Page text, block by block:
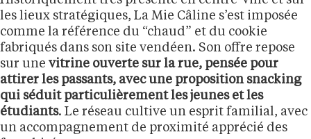
les lieux stratégiques, La Mie Câline s’est imposée
comme la référence du “chaud” et du cookie
fabriqués dans son site vendéen. Son offre repose
sur une vitrine ouverte sur la rue, pensée pour
attirer les passants, avec une proposition snacking
qui séduit particulièrement les jeunes et les
étudiants. Le réseau cultive un esprit familial, avec
un accompagnement de proximité apprécié des